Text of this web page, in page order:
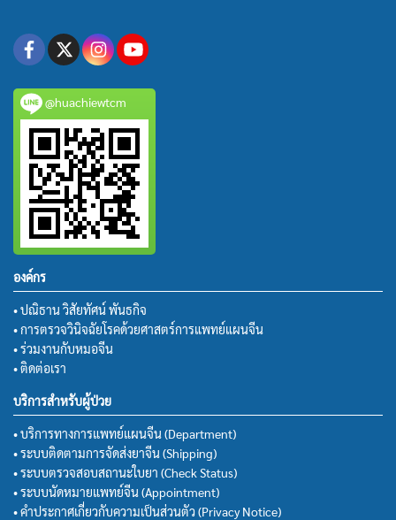
@huachiewtcm
องค์กร
• ปณิธาน วิสัยทัศน์ พันธกิจ
• การตรวจวินิจฉัยโรคด้วยศาสตร์การแพทย์แผนจีน
• ร่วมงานกับหมอจีน
• ติดต่อเรา
บริการสำหรับผู้ป่วย
• บริการทางการแพทย์แผนจีน (Department)
• ระบบติดตามการจัดส่งยาจีน (Shipping)
• ระบบตรวจสอบสถานะใบยา (Check Status)
• ระบบนัดหมายแพทย์จีน (Appointment)
• คำประกาศเกี่ยวกับความเป็นส่วนตัว (Privacy Notice)